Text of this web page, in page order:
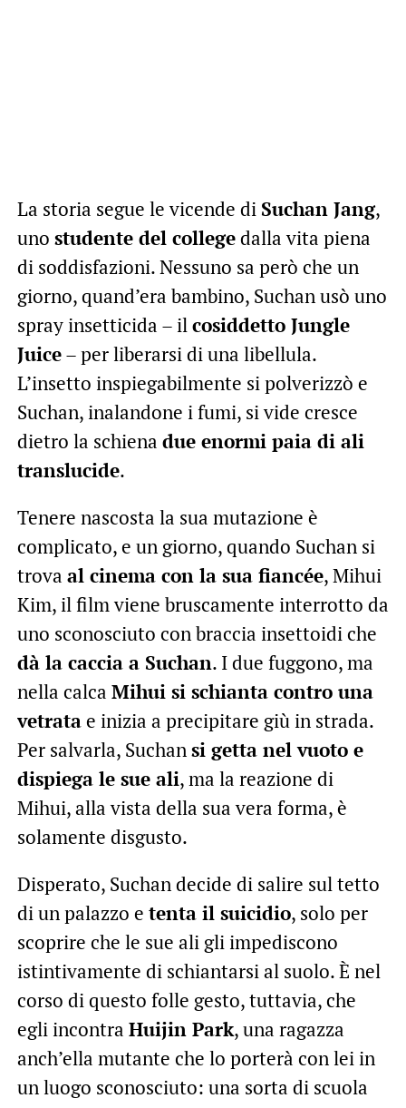
La storia segue le vicende di Suchan Jang,
uno studente del collegedalla vita piena
di soddisfazioni. Nessuno sa però che un
giorno, quand’era bambino, Suchan usò uno
spray insetticida – ilcosiddetto Jungle
Juice– per liberarsi di una libellula.
L’insetto inspiegabilmente si polverizzò e
Suchan, inalandone i fumi, si vide cresce
dietro la schiena due enormi paia di ali
translucide.
Tenere nascosta la sua mutazione è
complicato, e un giorno, quando Suchan si
trova al cinema con la sua fiancée, Mihui
Kim, il film viene bruscamente interrotto da
uno sconosciuto con braccia insettoidi che
dà la caccia a Suchan. I due fuggono, ma
nella calca Mihui si schianta contro una
vetratae inizia a precipitare giù in strada.
Per salvarla, Suchansi getta nel vuoto e
dispiega le sue ali, ma la reazione di
Mihui, alla vista della sua vera forma, è
solamente disgusto.
Disperato, Suchan decide di salire sul tetto
di un palazzo e tenta il suicidio, solo per
scoprire che le sue ali gli impediscono
istintivamente di schiantarsi al suolo. È nel
corso di questo folle gesto, tuttavia, che
egli incontra Huijin Park, una ragazza
anch’ella mutante che lo porterà con lei in
un luogo sconosciuto: una sorta di scuola